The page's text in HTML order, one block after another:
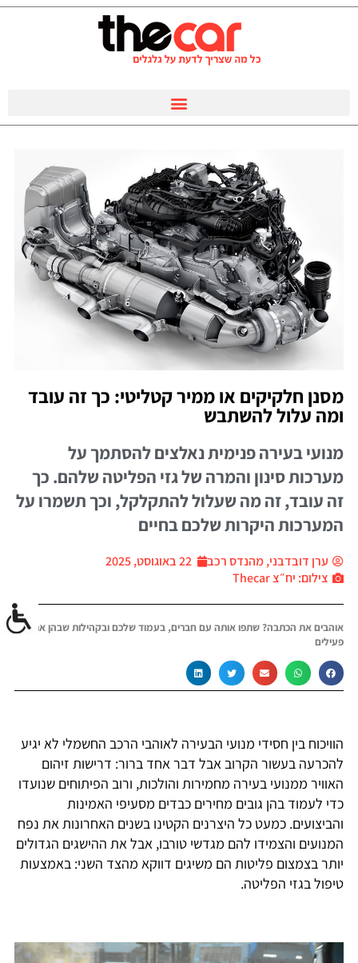
מסנן חלקיקים או ממיר קטליטי: כך זה עובד
ומה עלול להשתבש
מנועי בעירה פנימית נאלצים להסתמך על
מערכות סינון והמרה של גזי הפליטה שלהם. כך
זה עובד, זה מה שעלול להתקלקל, וכך תשמרו על
המערכות היקרות שלכם בחיים
ערן דובדבני, מהנדס רכב
22 באוגוסט, 2025
צילום: יח״צ Thecar
אוהבים את הכתבה? שתפו אותה עם חברים, בעמוד שלכם ובקהילות שבהן אתם
פעילים
הוויכוח בין חסידי מנועי הבעירה לאוהבי הרכב החשמלי לא יגיע
להכרעה בעשור הקרוב אבל דבר אחד ברור: דרישות זיהום
האוויר ממנועי בעירה מחמירות והולכות, ורוב הפיתוחים שנועדו
כדי לעמוד בהן גובים מחירים כבדים מסעיפי האמינות
והביצועים. כמעט כל היצרנים הקטינו בשנים האחרונות את נפח
המנועים והצמידו להם מגדשי טורבו, אבל את ההישגים הגדולים
יותר בצמצום פליטות הם משיגים דווקא מהצד השני: באמצעות
טיפול בגזי הפליטה.